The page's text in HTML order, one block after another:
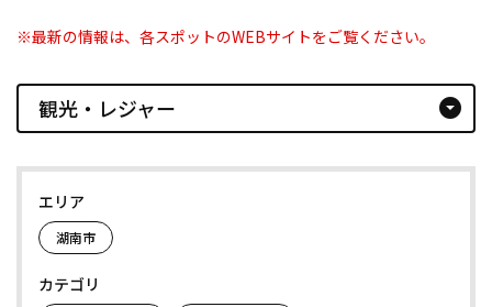
※最新の情報は、各スポットのWEBサイトをご覧ください。
観光・レジャー arrow_drop_down_circle
エリア
湖南市
カテゴリ